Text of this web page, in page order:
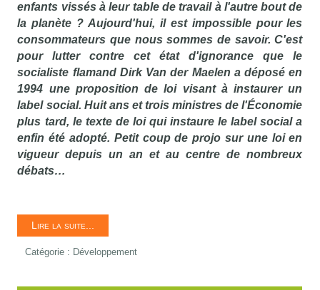
enfants vissés à leur table de travail à l'autre bout de
la planète ? Aujourd'hui, il est impossible pour les
consommateurs que nous sommes de savoir. C'est
pour lutter contre cet état d'ignorance que le
socialiste flamand Dirk Van der Maelen a déposé en
1994 une proposition de loi visant à instaurer un
label social. Huit ans et trois ministres de l'Économie
plus tard, le texte de loi qui instaure le label social a
enfin été adopté. Petit coup de projo sur une loi en
vigueur depuis un an et au centre de nombreux
débats…
Lire la suite...
Catégorie : Développement